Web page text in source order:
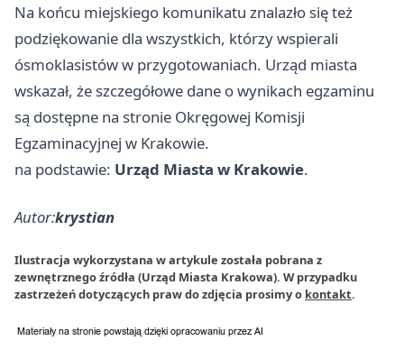
Na końcu miejskiego komunikatu znalazło się też
podziękowanie dla wszystkich, którzy wspierali
ósmoklasistów w przygotowaniach. Urząd miasta
wskazał, że szczegółowe dane o wynikach egzaminu
są dostępne na stronie Okręgowej Komisji
Egzaminacyjnej w Krakowie.
na podstawie: Urząd Miasta w Krakowie.
Autor:krystian
Ilustracja wykorzystana w artykule została pobrana z
zewnętrznego źródła (Urząd Miasta Krakowa). W przypadku
zastrzeżeń dotyczących praw do zdjęcia prosimy o kontakt.